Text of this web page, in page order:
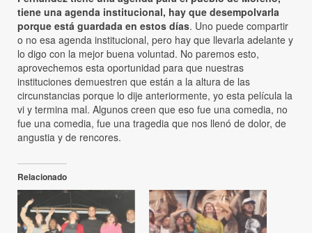
tiene una agenda institucional, hay que desempolvarla
porque está guardada en estos días. Uno puede compartir
o no esa agenda institucional, pero hay que llevarla adelante y
lo digo con la mejor buena voluntad. No paremos esto,
aprovechemos esta oportunidad para que nuestras
instituciones demuestren que están a la altura de las
circunstancias porque lo dije anteriormente, yo esta película la
vi y termina mal. Algunos creen que eso fue una comedia, no
fue una comedia, fue una tragedia que nos llenó de dolor, de
angustia y de rencores.
Relacionado